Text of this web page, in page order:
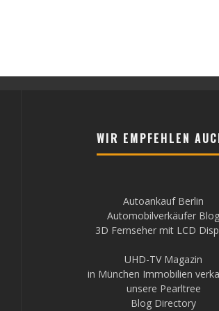
WIR EMPFEHLEN
Autoankauf Berlin
Automobilverkäufer Blog
3D Fernseher mit LCD
UHD-TV Magazin
in München Immobilien
unsere Pearltree
Blog Directory